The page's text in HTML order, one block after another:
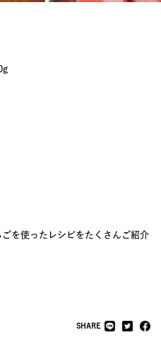
を使ったレシピをたくさんご紹介
SHARE